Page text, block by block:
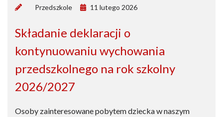
Przedszkole 11 lutego 2026
Składanie deklaracji o
kontynuowaniu wychowania
przedszkolnego na rok szkolny
2026/2027
Osoby zainteresowane pobytem dziecka w naszym